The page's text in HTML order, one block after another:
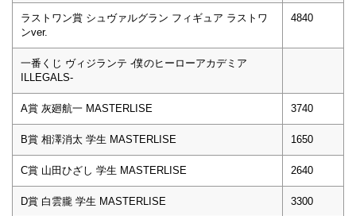
ラストワン賞 シュヴァルグラン フィギュア ラストワ
ンver.
4840
一番くじ ヴィジランテ -僕のヒーローアカデミア
ILLEGALS-
A賞 灰廻航一 MASTERLISE 3740
B賞 相澤消太 学生 MASTERLISE 1650
C賞 山田ひざし 学生 MASTERLISE 2640
D賞 白雲朧 学生 MASTERLISE 3300